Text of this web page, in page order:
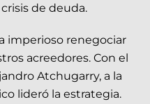
de deuda.
imperioso renegociar
acreedores. Con el
Atchugarry, a la
lideró la estrategia.